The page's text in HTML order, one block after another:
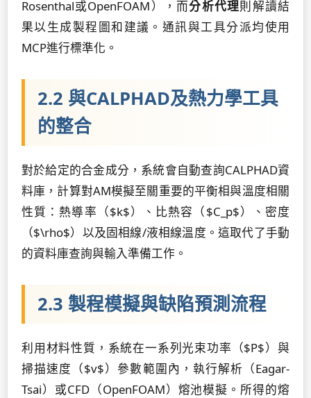
Rosenthal或OpenFOAM），而分析代理則解讀結
果以生成製程圖和建議。通訊與工具分派均使用
MCP進行標準化。
2.2 與CALPHAD及熱力學工具
的整合
對於給定的合金成分，系統會自動查詢CALPHAD資
料庫，計算對AM模擬至關重要的平衡相與溫度相關
性質：熱導率（$k$）、比熱容（$C_p$）、密度
（$\rho$）以及固相線/液相線溫度。這取代了手動
的資料庫查詢與輸入準備工作。
2.3 製程模擬與缺陷預測流程
利用材料性質，系統在一系列光束功率（$P$）與
掃描速度（$v$）參數範圍內，執行解析（Eagar-
Tsai）或CFD（OpenFOAM）熔池模擬。所得的熔